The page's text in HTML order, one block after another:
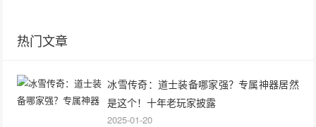
热门文章
冰雪传奇：道士装备哪家强？专属神器居然
是这个！十年老玩家披露
2025-01-20